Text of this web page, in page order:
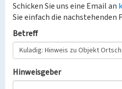
Schicken Sie uns eine Email an
Sie einfach die nachstehenden
Betreff
Hinweisgeber